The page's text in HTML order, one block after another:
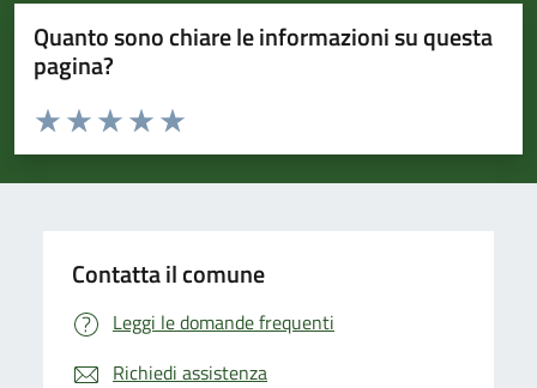
Quanto sono chiare le informazioni su questa
pagina?
Valuta da 1 a 5 stelle la pagina
Valuta 5 stelle su 5
Valuta 4 stelle su 5
Valuta 3 stelle su 5
Valuta 2 stelle su 5
Valuta 1 stelle su 5
Contatta il comune
Leggi le domande frequenti
Richiedi assistenza